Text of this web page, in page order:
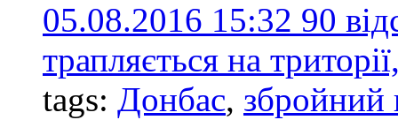
05.08.2016 15:32 90
трапляється на
tags: Донбас, збройний